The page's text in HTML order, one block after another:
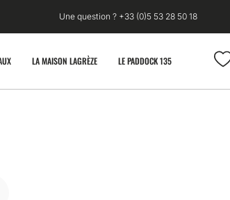
Une question ? +33 (0)5 53 28 50 18
LA MAISON LAGRÈZE LE PADDOCK 135